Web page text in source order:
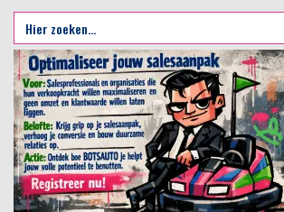
Zoek
naar: